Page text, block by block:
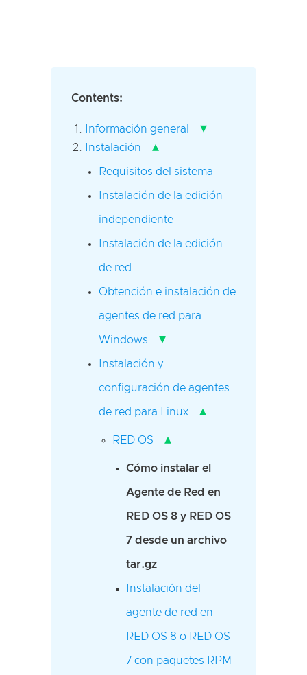
Contents:
Información general ▾
Instalación ▴
Requisitos del sistema
Instalación de la edición
independiente
Instalación de la edición
de red
Obtención e instalación de
agentes de red para
Windows ▾
Instalación y
configuración de agentes
de red para Linux ▴
RED OS ▴
Cómo instalar el
Agente de Red en
RED OS 8 y RED OS
7 desde un archivo
tar.gz
Instalación del
agente de red en
RED OS 8 o RED OS
7 con paquetes RPM